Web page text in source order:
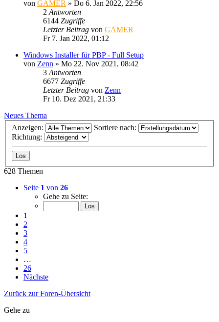
von GAMER » Do 6. Jan 2022, 22:56
2 Antworten
6144 Zugriffe
Letzter Beitrag von GAMER
Fr 7. Jan 2022, 01:12
Windows Installer für PBP - Full Setup
von Zenn » Mo 22. Nov 2021, 08:42
3 Antworten
6677 Zugriffe
Letzter Beitrag von Zenn
Fr 10. Dez 2021, 21:33
Neues Thema
Anzeigen:
Sortiere nach:
Richtung:
628 Themen
Seite 1 von 26
Gehe zu Seite:
1
2
3
4
5
…
26
Nächste
Zurück zur Foren-Übersicht
Gehe zu